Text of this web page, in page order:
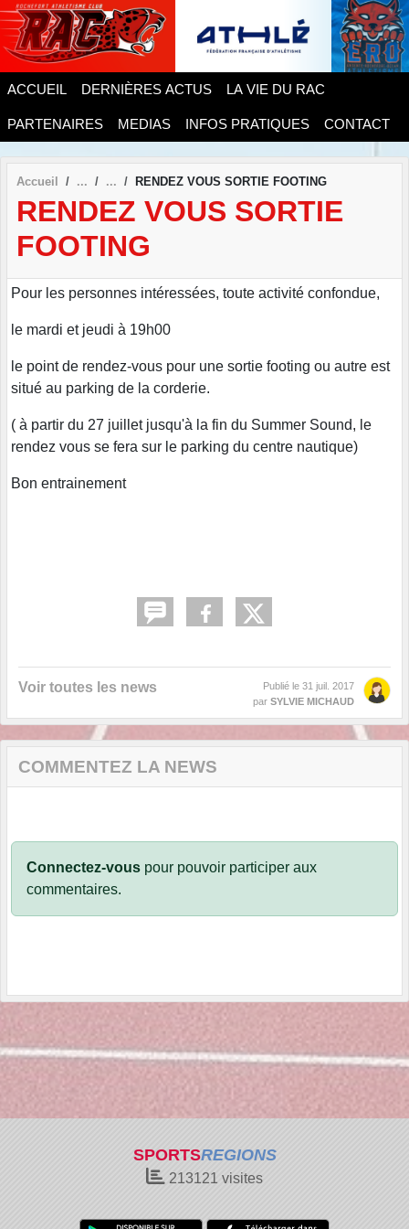
ACCUEIL DERNIÈRES ACTUS LA VIE DU RAC
PARTENAIRES MEDIAS INFOS PRATIQUES CONTACT
Accueil RENDEZ VOUS SORTIE FOOTING
RENDEZ VOUS SORTIE
FOOTING
Pour les personnes intéressées, toute activité confondue,
le mardi et jeudi à 19h00
le point de rendez-vous pour une sortie footing ou autre est
situé au parking de la corderie.
( à partir du 27 juillet jusqu'à la fin du Summer Sound, le
rendez vous se fera sur le parking du centre nautique)
Bon entrainement
Voir toutes les news Publié le 31 juil. 2017
par SYLVIE MICHAUD
COMMENTEZ LA NEWS
Connectez-vous pour pouvoir participer aux
commentaires.
SPORTSREGIONS
213121 visites
Panneau de gestion des cookies